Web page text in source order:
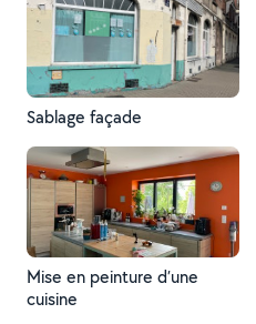
Sablage façade
Mise en peinture d’une
cuisine